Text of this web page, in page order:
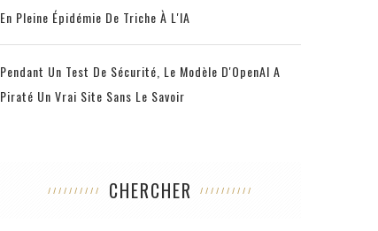
En Pleine Épidémie De Triche À L'IA
Pendant Un Test De Sécurité, Le Modèle D'OpenAI A
Piraté Un Vrai Site Sans Le Savoir
CHERCHER